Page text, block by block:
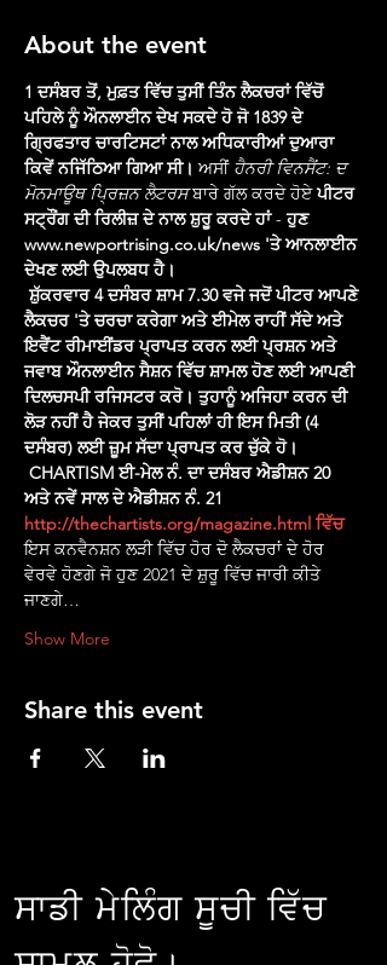
About the event
1 ਦਸੰਬਰ ਤੋਂ, ਮੁਫ਼ਤ ਵਿੱਚ ਤੁਸੀਂ ਤਿੰਨ ਲੈਕਚਰਾਂ ਵਿੱਚੋਂ
ਪਹਿਲੇ ਨੂੰ ਔਨਲਾਈਨ ਦੇਖ ਸਕਦੇ ਹੋ ਜੋ 1839 ਦੇ
ਗ੍ਰਿਫਤਾਰ ਚਾਰਟਿਸਟਾਂ ਨਾਲ ਅਧਿਕਾਰੀਆਂ ਦੁਆਰਾ
ਕਿਵੇਂ ਨਜਿੱਠਿਆ ਗਿਆ ਸੀ। ਅਸੀਂ ਹੈਨਰੀ ਵਿਨਸੈਂਟ: ਦ
ਮੋਨਮਾਊਥ ਪ੍ਰਿਜ਼ਨ ਲੈਟਰਸ ਬਾਰੇ ਗੱਲ ਕਰਦੇ ਹੋਏ ਪੀਟਰ
ਸਟ੍ਰੌਂਗ ਦੀ ਰਿਲੀਜ਼ ਦੇ ਨਾਲ ਸ਼ੁਰੂ ਕਰਦੇ ਹਾਂ - ਹੁਣ
www.newportrising.co.uk/news 'ਤੇ ਆਨਲਾਈਨ
ਦੇਖਣ ਲਈ ਉਪਲਬਧ ਹੈ।
ਸ਼ੁੱਕਰਵਾਰ 4 ਦਸੰਬਰ ਸ਼ਾਮ 7.30 ਵਜੇ ਜਦੋਂ ਪੀਟਰ ਆਪਣੇ
ਲੈਕਚਰ 'ਤੇ ਚਰਚਾ ਕਰੇਗਾ ਅਤੇ ਈਮੇਲ ਰਾਹੀਂ ਸੱਦੇ ਅਤੇ
ਇਵੈਂਟ ਰੀਮਾਈਂਡਰ ਪ੍ਰਾਪਤ ਕਰਨ ਲਈ ਪ੍ਰਸ਼ਨ ਅਤੇ
ਜਵਾਬ ਔਨਲਾਈਨ ਸੈਸ਼ਨ ਵਿੱਚ ਸ਼ਾਮਲ ਹੋਣ ਲਈ ਆਪਣੀ
ਦਿਲਚਸਪੀ ਰਜਿਸਟਰ ਕਰੋ। ਤੁਹਾਨੂੰ ਅਜਿਹਾ ਕਰਨ ਦੀ
ਲੋੜ ਨਹੀਂ ਹੈ ਜੇਕਰ ਤੁਸੀਂ ਪਹਿਲਾਂ ਹੀ ਇਸ ਮਿਤੀ (4
ਦਸੰਬਰ) ਲਈ ਜ਼ੂਮ ਸੱਦਾ ਪ੍ਰਾਪਤ ਕਰ ਚੁੱਕੇ ਹੋ।
CHARTISM ਈ-ਮੇਲ ਨੰ. ਦਾ ਦਸੰਬਰ ਐਡੀਸ਼ਨ 20
ਅਤੇ ਨਵੇਂ ਸਾਲ ਦੇ ਐਡੀਸ਼ਨ ਨੰ. 21
http://thechartists.org/magazine.html ਵਿੱਚ
ਇਸ ਕਨਵੈਨਸ਼ਨ ਲੜੀ ਵਿੱਚ ਹੋਰ ਦੋ ਲੈਕਚਰਾਂ ਦੇ ਹੋਰ
ਵੇਰਵੇ ਹੋਣਗੇ ਜੋ ਹੁਣ 2021 ਦੇ ਸ਼ੁਰੂ ਵਿੱਚ ਜਾਰੀ ਕੀਤੇ
ਜਾਣਗੇ…
Show More
Share this event
ਸਾਡੀ ਮੇਲਿੰਗ ਸੂਚੀ ਵਿੱਚ